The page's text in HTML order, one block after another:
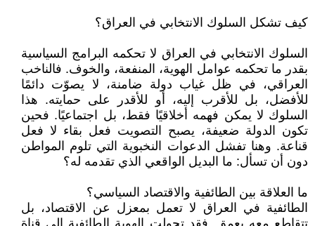
كيف تشكل السلوك الانتخابي في العراق؟
السلوك الانتخابي في العراق لا تحكمه البرامج السياسية
بقدر ما تحكمه عوامل الهوية، المنفعة، والخوف. فالناخب
العراقي، في ظل غياب دولة ضامنة، لا يصوّت دائمًا
للأفضل، بل للأقرب إليه، أو للأقدر على حمايته. هذا
السلوك لا يمكن فهمه أخلاقيًا فقط، بل اجتماعيًا. فحين
تكون الدولة ضعيفة، يصبح التصويت فعل بقاء لا فعل
قناعة. وهنا تفشل الدعوات النخبوية التي تلوم المواطن
دون أن تسأل: ما البديل الواقعي الذي تقدمه له؟
ما العلاقة بين الطائفية والاقتصاد السياسي؟
الطائفية في العراق لا تعمل بمعزل عن الاقتصاد، بل